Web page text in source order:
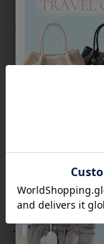
≪シスカとは≫
上質な樹脂、ポリ
うな質感を再現し
ています。
返品について